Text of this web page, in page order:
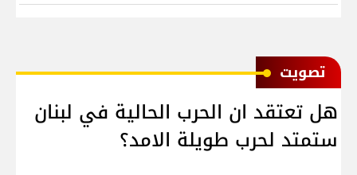
ﺗﺼﻮﻳﺖ
هل تعتقد ان الحرب الحالية في لبنان
ستمتد لحرب طويلة الامد؟